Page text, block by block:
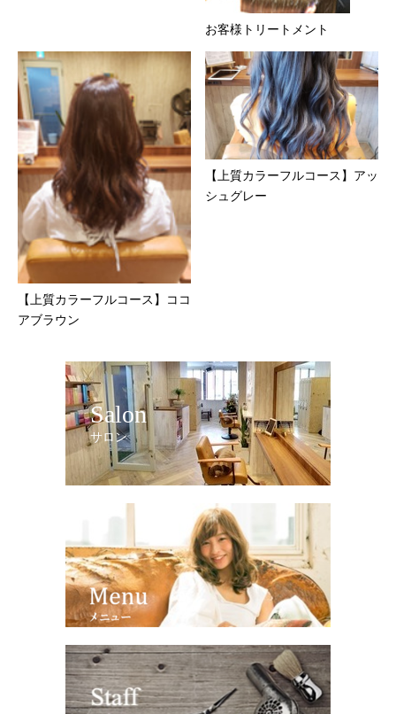
お客様トリートメント
【上質カラーフルコース】ココ
アブラウン
【上質カラーフルコース】アッ
シュグレー
Salon
サロン